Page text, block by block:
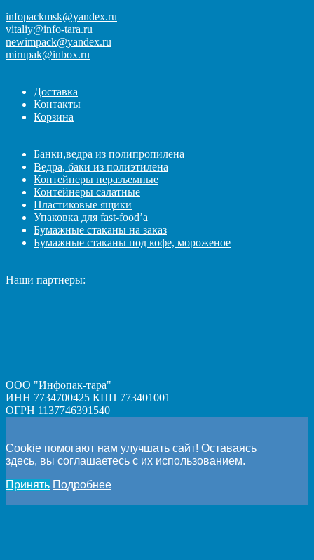
infopackmsk@yandex.ru
vitaliy@info-tara.ru
newimpack@yandex.ru
mirupak@inbox.ru
Доставка
Контакты
Корзина
Банки,ведра из полипропилена
Ведра, баки из полиэтилена
Контейнеры неразъемные
Контейнеры салатные
Пластиковые ящики
Упаковка для fast-food’а
Бумажные стаканы на заказ
Бумажные стаканы под кофе, мороженое
Наши партнеры:
ООО "Инфопак-тара"
ИНН 7734700425 КПП 773401001
ОГРН 1137746391540
Cookie помогают нам улучшать сайт! Оставаясь
здесь, вы соглашаетесь с их использованием.
Принять Подробнее